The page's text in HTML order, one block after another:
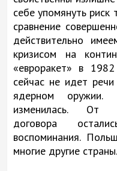
себе упомянуть риск
сравнение
действительно
кризисом на
«евроракет» в
сейчас не идет
ядерном оружии.
изменилась. От
договора
воспоминания.
многие другие страны.